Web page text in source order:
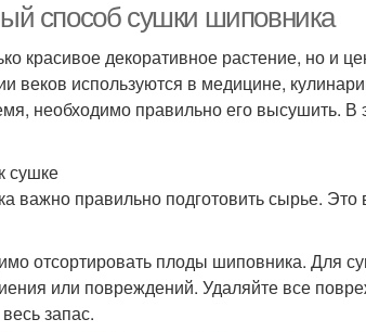
способ сушки шиповника
красивое декоративное растение, но и
веков используются в медицине,
необходимо правильно его высушить. В
сушке
важно правильно подготовить сырье. Это
отсортировать плоды шиповника. Для
или повреждений. Удаляйте все
запас.